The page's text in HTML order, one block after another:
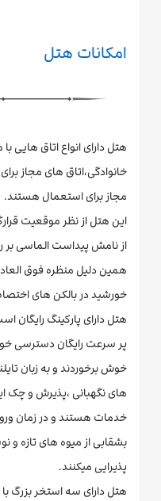
امکانات هتل
هتل دارای انواع اتاق هایی
خانوادگی،اتاق های مجاز
مجاز برای استعمال هستند.
این هتل از نظر موقعیت
از نامش پیداست الماسی بر
همین دلیل منظره فوق
خورشید در بالکن های
هتل دارای پارکینگ رایگان
پر سرعت رایگان دسترسی
خوش برخوردند و به زبان
های نگهبانی ،پذیرش و چک
خدمات هستند و در زمان
بشقابی از میوه های تازه و
پذیرایی میکنند.
هتل دارای سه استخر بزرگ